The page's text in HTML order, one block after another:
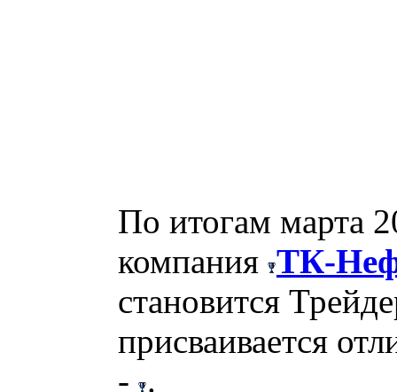
По итогам марта
компания ТК-
становится
присваивается
- .